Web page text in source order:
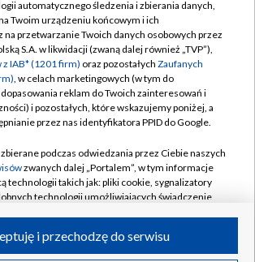
TVP
TVP
Cyfrowa
Regulamin TVP
Polityka prywatności
Moje zgody
Pomoc
Kontakt
Kanały
automatycznego śledzenia i zbierania danych,
Twoim urządzeniu końcowym i ich
przetwarzanie Twoich danych osobowych przez
S.A. w likwidacji (zwaną dalej również „TVP”),
IAB* (1201 firm) oraz pozostałych Zaufanych
, w celach marketingowych (w tym do
reklam do Twoich zainteresowań i
i pozostałych, które wskazujemy poniżej, a
przez nas identyfikatora PPID do Google.
podczas odwiedzania przez Ciebie naszych
zwanych dalej „Portalem”, w tym informacje
technologii takich jak: pliki cookie, sygnalizatory
technologii umożliwiających świadczenie
i przechodzę do serwisu